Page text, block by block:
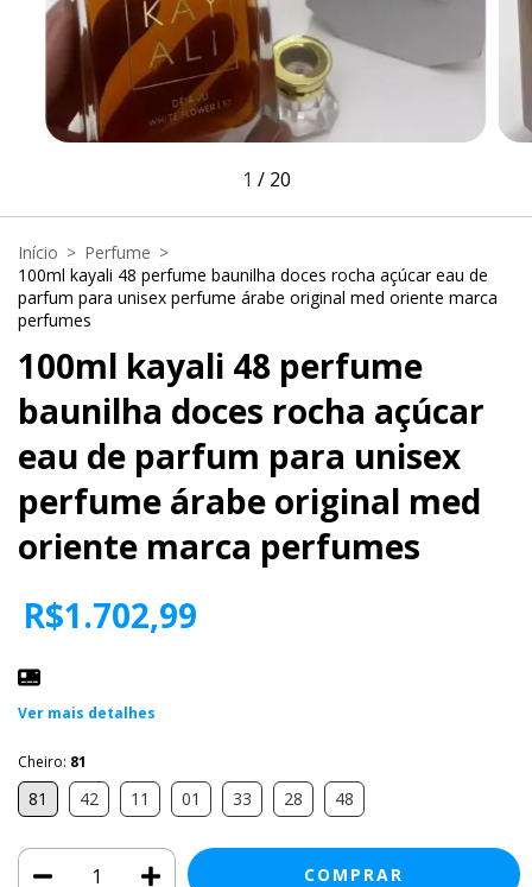
1 / 20
Início > Perfume >
100ml kayali 48 perfume baunilha doces rocha açúcar eau de
parfum para unisex perfume árabe original med oriente marca
perfumes
100ml kayali 48 perfume
baunilha doces rocha açúcar
eau de parfum para unisex
perfume árabe original med
oriente marca perfumes
R$1.702,99
Ver mais detalhes
Cheiro: 81
81 42 11 01 33 28 48